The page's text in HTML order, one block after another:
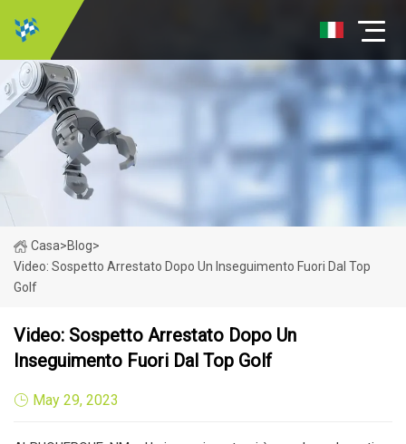
Casa>Blog>
Video: Sospetto Arrestato Dopo Un Inseguimento Fuori Dal Top
Golf
Video: Sospetto Arrestato Dopo Un
Inseguimento Fuori Dal Top Golf
May 29, 2023